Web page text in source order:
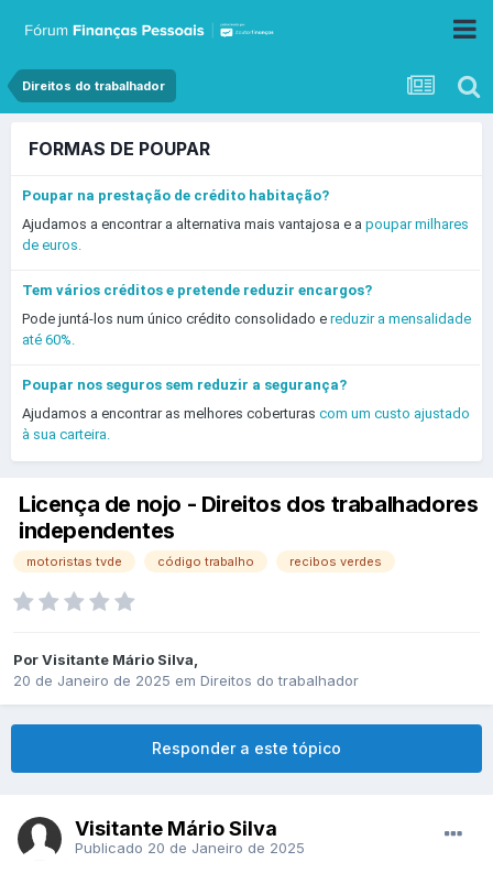
Direitos do trabalhador
FORMAS DE POUPAR
Poupar na prestação de crédito habitação?
Ajudamos a encontrar a alternativa mais vantajosa e a poupar milhares
de euros.
Tem vários créditos e pretende reduzir encargos?
Pode juntá-los num único crédito consolidado e reduzir a mensalidade
até 60%.
Poupar nos seguros sem reduzir a segurança?
Ajudamos a encontrar as melhores coberturas com um custo ajustado
à sua carteira.
Licença de nojo - Direitos dos trabalhadores
independentes
motoristas tvde código trabalho recibos verdes
PorVisitante Mário Silva,
20 de Janeiro de 2025 em Direitos do trabalhador
Responder a este tópico
Visitante Mário Silva
Publicado 20 de Janeiro de 2025